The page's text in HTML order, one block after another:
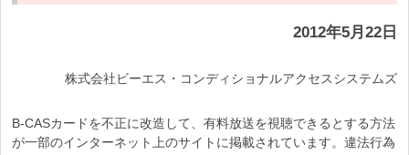
2012年5月22日
株式会社ビーエス・コンディショナルアクセスシステムズ
B-CASカードを不正に改造して、有料放送を視聴できるとする方法
が一部のインターネット上のサイトに掲載されています。違法行為